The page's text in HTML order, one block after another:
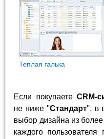
Теплая галька
Если покупаете CRM-
не ниже "Стандарт", в
выбор дизайна из
каждого пользователя